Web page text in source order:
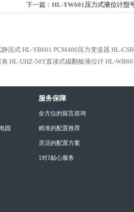
下一篇： HL-YW601压力式液位计型
静压式 HL-YB601 PCM400压力变送器 HL-
表 HL-UHZ-58Y直读式磁翻板液位计 HL-
园
服务保障
全方位的留言咨询
精准的配置推荐
灵活的配置方案
1对1贴心服务